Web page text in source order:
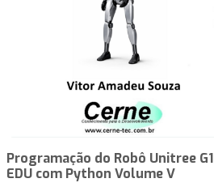
Programação do Robô Unitree G1
EDU com Python Volume V